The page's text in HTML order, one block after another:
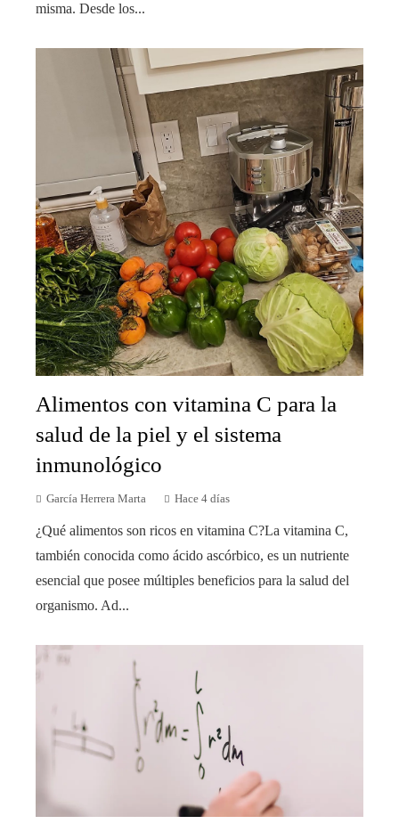
misma. Desde los...
Alimentos con vitamina C para la
salud de la piel y el sistema
inmunológico
García Herrera Marta Hace 4 días
¿Qué alimentos son ricos en vitamina C?La vitamina C,
también conocida como ácido ascórbico, es un nutriente
esencial que posee múltiples beneficios para la salud del
organismo. Ad...